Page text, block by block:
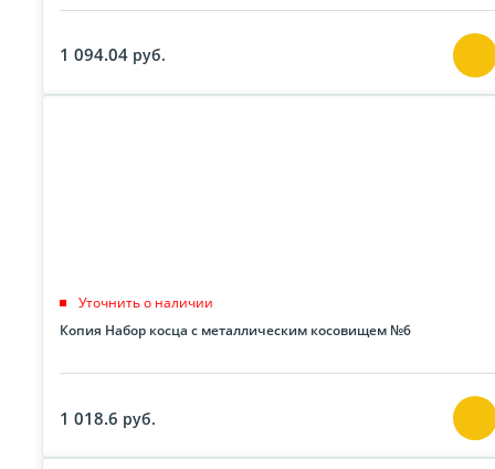
1 094.04 руб.
Уточнить о наличии
Копия Набор косца с металлическим косовищем №6
1 018.6 руб.